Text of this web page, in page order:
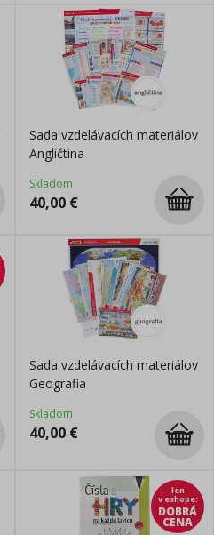
Sada vzdelávacích materiálov
Angličtina
Skladom
40,00 €
Sada vzdelávacích materiálov
Geografia
Skladom
40,00 €
len
v eshope:
DOBRÁ
CENA